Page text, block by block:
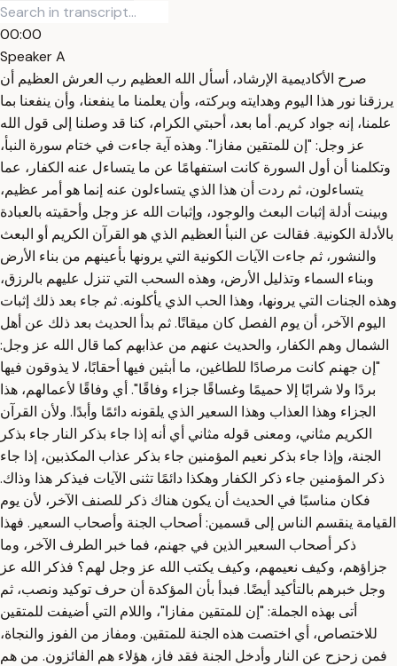
00:00
Speaker A
صرح الأكاديمية الإرشاد، أسأل الله العظيم رب العرش العظيم أن
يرزقنا نور هذا اليوم وهدايته وبركته، وأن يعلمنا ما ينفعنا، وأن ينفعنا بما
علمنا، إنه جواد كريم. أما بعد، أحبتي الكرام، كنا قد وصلنا إلى قول الله
عز وجل: "إن للمتقين مفازا". وهذه آية جاءت في ختام سورة النبأ،
وتكلمنا أن أول السورة كانت استفهامًا عن ما يتساءل عنه الكفار، عما
يتساءلون، ثم ردت أن هذا الذي يتساءلون عنه إنما هو أمر عظيم،
وبينت أدلة إثبات البعث والوجود، وإثبات الله عز وجل وأحقيته بالعبادة
بالأدلة الكونية. فقالت عن النبأ العظيم الذي هو القرآن الكريم أو البعث
والنشور، ثم جاءت الآيات الكونية التي يرونها بأعينهم من بناء الأرض
وبناء السماء وتذليل الأرض، وهذه السحب التي تنزل عليهم بالرزق،
وهذه الجنات التي يرونها، وهذا الحب الذي يأكلونه. ثم جاء بعد ذلك إثبات
اليوم الآخر، أن يوم الفصل كان ميقاتًا. ثم بدأ الحديث بعد ذلك عن أهل
الشمال وهم الكفار، والحديث عنهم من عذابهم كما قال الله عز وجل:
"إن جهنم كانت مرصادًا للطاغين، ما أبثين فيها أحقابًا، لا يذوقون فيها
بردًا ولا شرابًا إلا حميمًا وغساقًا جزاء وفاقًا". أي وفاقًا لأعمالهم، هذا
الجزاء وهذا العذاب وهذا السعير الذي يلقونه دائمًا وأبدًا. ولأن القرآن
الكريم مثاني، ومعنى قوله مثاني أي أنه إذا جاء بذكر النار جاء بذكر
الجنة، وإذا جاء بذكر نعيم المؤمنين جاء بذكر عذاب المكذبين، إذا جاء
ذكر المؤمنين جاء ذكر الكفار وهكذا دائمًا تثنى الآيات فيذكر هذا وذاك.
فكان مناسبًا في الحديث أن يكون هناك ذكر للصنف الآخر، لأن يوم
القيامة ينقسم الناس إلى قسمين: أصحاب الجنة وأصحاب السعير. فهذا
ذكر أصحاب السعير الذين في جهنم، فما خبر الطرف الآخر، وما
جزاؤهم، وكيف نعيمهم، وكيف يكتب الله عز وجل لهم؟ فذكر الله عز
وجل خبرهم بالتأكيد أيضًا. فبدأ بأن المؤكدة أن حرف توكيد ونصب، ثم
أتى بهذه الجملة: "إن للمتقين مفازا"، واللام التي أضيفت للمتقين
للاختصاص، أي اختصت هذه الجنة للمتقين. ومفاز من الفوز والنجاة،
فمن زحزح عن النار وأدخل الجنة فقد فاز، هؤلاء هم الفائزون. من هم